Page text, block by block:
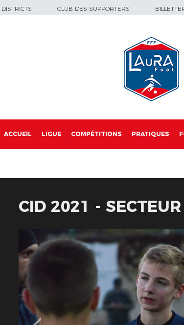
CLUB DES SUPPORTERS
ACCUEIL LIGUE COMPÉTITIONS PRATIQUES
CID 2021 -